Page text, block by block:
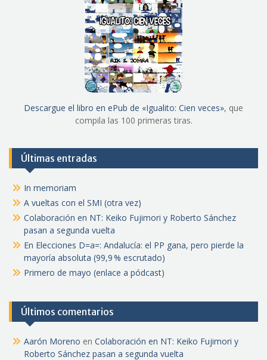
Descargue el libro en ePub de «Igualito: Cien veces», que
compila las 100 primeras tiras.
Últimas entradas
In memoriam
A vueltas con el SMI (otra vez)
Colaboración en NT: Keiko Fujimori y Roberto Sánchez
pasan a segunda vuelta
En Elecciones D=a=: Andalucía: el PP gana, pero pierde la
mayoría absoluta (99,9 % escrutado)
Primero de mayo (enlace a pódcast)
Últimos comentarios
Aarón Moreno en Colaboración en NT: Keiko Fujimori y
Roberto Sánchez pasan a segunda vuelta